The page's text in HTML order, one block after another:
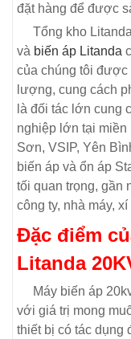
đặt hàng để được
Tổng kho Litanda
và biến áp Litanda
của chúng tôi được
lượng, cung cách
là đối tác lớn cung
nghiệp lớn tại miền
Sơn, VSIP, Yên
biến áp và ổn áp
tối quan trọng, gần
công ty, nhà máy,
Đặc điểm
Litanda
Máy biến áp
với giá trị mong
thiết bị có tác dụng